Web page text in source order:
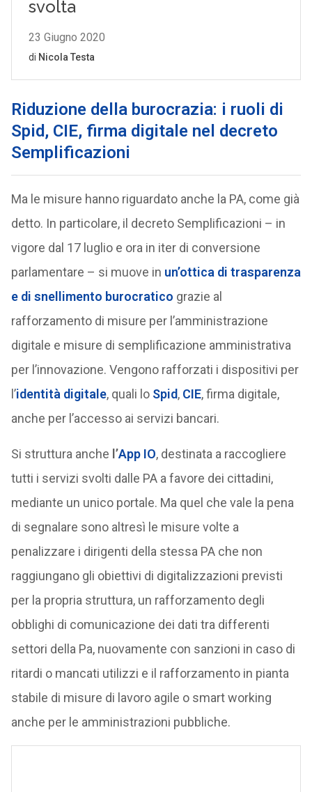
Riduzione della burocrazia: i ruoli di
Spid, CIE, firma digitale nel decreto
Semplificazioni
Ma le misure hanno riguardato anche la PA, come già
detto. In particolare, il decreto Semplificazioni – in
vigore dal 17 luglio e ora in iter di conversione
parlamentare – si muove in un’ottica di trasparenza
e di snellimento burocratico grazie al
rafforzamento di misure per l’amministrazione
digitale e misure di semplificazione amministrativa
per l’innovazione. Vengono rafforzati i dispositivi per
l’identità digitale, quali lo Spid, CIE, firma digitale,
anche per l’accesso ai servizi bancari.
Si struttura anche l’App IO, destinata a raccogliere
tutti i servizi svolti dalle PA a favore dei cittadini,
mediante un unico portale. Ma quel che vale la pena
di segnalare sono altresì le misure volte a
penalizzare i dirigenti della stessa PA che non
raggiungano gli obiettivi di digitalizzazioni previsti
per la propria struttura, un rafforzamento degli
obblighi di comunicazione dei dati tra differenti
settori della Pa, nuovamente con sanzioni in caso di
ritardi o mancati utilizzi e il rafforzamento in pianta
stabile di misure di lavoro agile o smart working
anche per le amministrazioni pubbliche.